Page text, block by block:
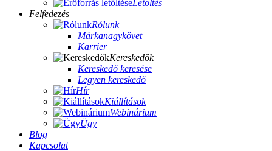
Letöltés
Felfedezés
Rólunk
Márkanagykövet
Karrier
Kereskedők
Kereskedő keresése
Legyen kereskedő
Hír
Kiállítások
Webinárium
Ügy
Blog
Kapcsolat